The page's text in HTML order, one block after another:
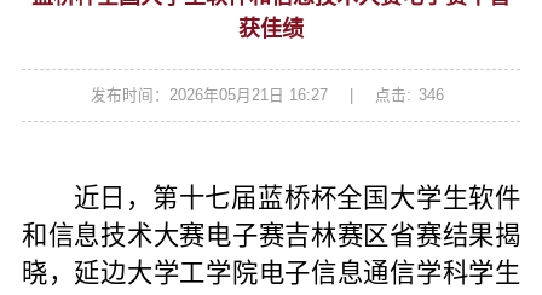
获佳绩
发布时间：2026年05月21日 16:27 点击: 346
近日，第十七届蓝桥杯全国大学生软件
和信息技术大赛电子赛吉林赛区省赛结果揭
晓， 延边大学工学院电子信息通信学科学生